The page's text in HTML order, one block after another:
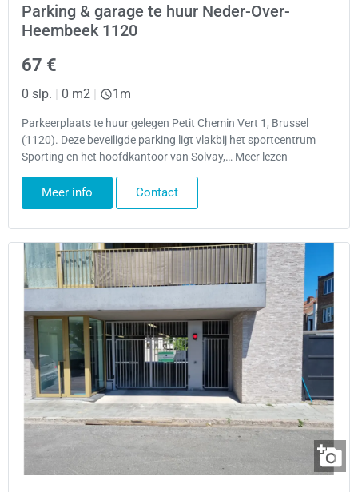
Parking & garage te huur Neder-Over-
Heembeek 1120
67 €
0 slp. | 0 m2 | 1m
Parkeerplaats te huur gelegen Petit Chemin Vert 1, Brussel
(1120). Deze beveiligde parking ligt vlakbij het sportcentrum
Sporting en het hoofdkantoor van Solvay,… Meer lezen
Meer info Contact